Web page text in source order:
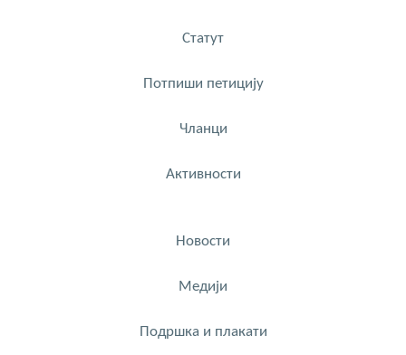
Статут
Потпиши петицију
Чланци
Активности
Новости
Медији
Подршка и плакати